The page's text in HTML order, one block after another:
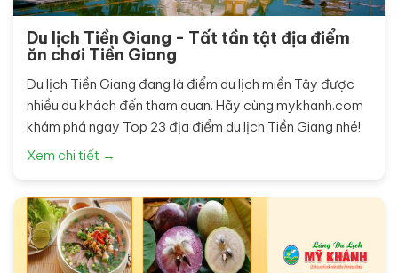
Du lịch Tiền Giang - Tất tần tật địa điểm
ăn chơi Tiền Giang
Du lịch Tiền Giang đang là điểm du lịch miền Tây được
nhiều du khách đến tham quan. Hãy cùng mykhanh.com
khám phá ngay Top 23 địa điểm du lịch Tiền Giang nhé!
Xem chi tiết →